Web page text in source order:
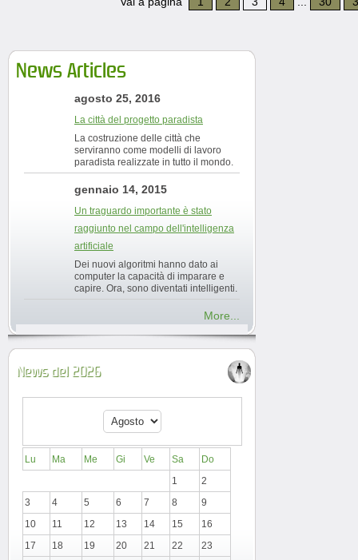
News Articles
agosto 25, 2016
La città del progetto paradista
La costruzione delle città che
serviranno come modelli di lavoro
paradista realizzate in tutto il mondo.
gennaio 14, 2015
Un traguardo importante è stato
raggiunto nel campo dell'intelligenza
artificiale
Dei nuovi algoritmi hanno dato ai
computer la capacità di imparare e
capire. Ora, sono diventati intelligenti.
More...
News del 2026
Lu Ma Me Gi Ve Sa
Do
1
2
3
4 5 6 7 8
9
10
11 12 13 14 15
16
17
18 19 20 21 22
23